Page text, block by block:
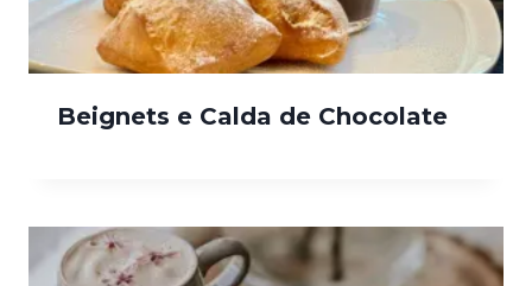
Beignets e Calda de Chocolate